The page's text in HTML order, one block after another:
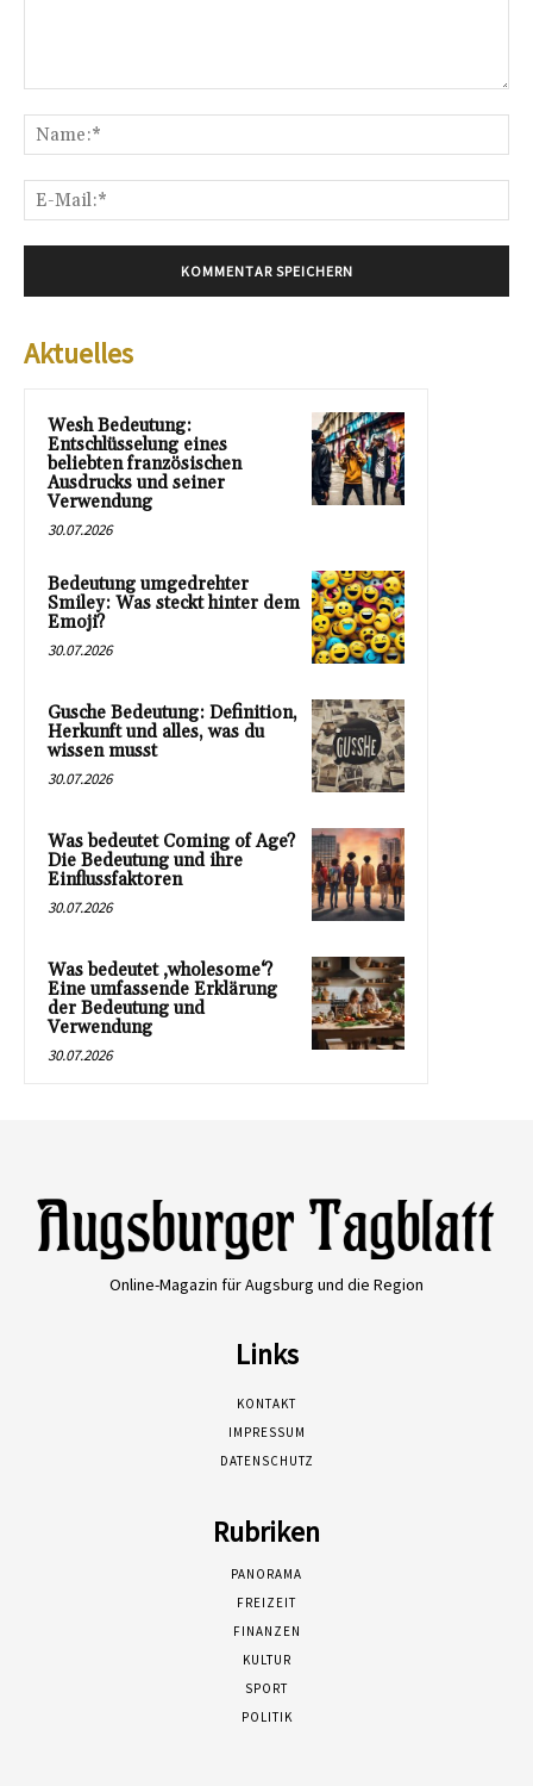
Aktuelles
Wesh Bedeutung:
Entschlüsselung eines
beliebten französischen
Ausdrucks und seiner
Verwendung
30.07.2026
Bedeutung umgedrehter
Smiley: Was steckt hinter dem
Emoji?
30.07.2026
Gusche Bedeutung: Definition,
Herkunft und alles, was du
wissen musst
30.07.2026
Was bedeutet Coming of Age?
Die Bedeutung und ihre
Einflussfaktoren
30.07.2026
Was bedeutet ‚wholesome‘?
Eine umfassende Erklärung
der Bedeutung und
Verwendung
30.07.2026
Online-Magazin für Augsburg und die Region
Links
KONTAKT
IMPRESSUM
DATENSCHUTZ
Rubriken
PANORAMA
FREIZEIT
FINANZEN
KULTUR
SPORT
POLITIK